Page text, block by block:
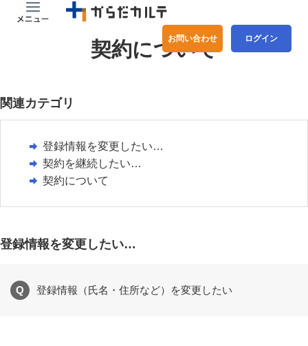
お問い合わせ ログイン
契約について
関連カテゴリ
登録情報を変更したい…
契約を継続したい…
契約について
登録情報を変更したい…
Q 登録情報（氏名・住所など）を変更したい